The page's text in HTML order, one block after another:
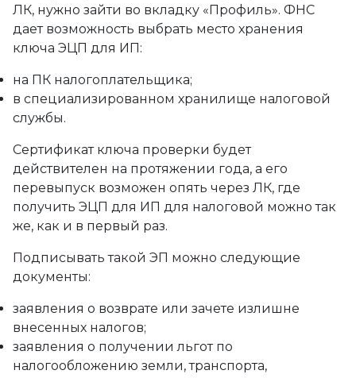
ЛК, нужно зайти во вкладку «Профиль». ФНС
дает возможность выбрать место хранения
ключа ЭЦП для ИП:
на ПК налогоплательщика;
в специализированном хранилище налоговой
службы.
Сертификат ключа проверки будет
действителен на протяжении года, а его
перевыпуск возможен опять через ЛК, где
получить ЭЦП для ИП для налоговой можно так
же, как и в первый раз.
Подписывать такой ЭП можно следующие
документы:
заявления о возврате или зачете излишне
внесенных налогов;
заявления о получении льгот по
налогообложению земли, транспорта,